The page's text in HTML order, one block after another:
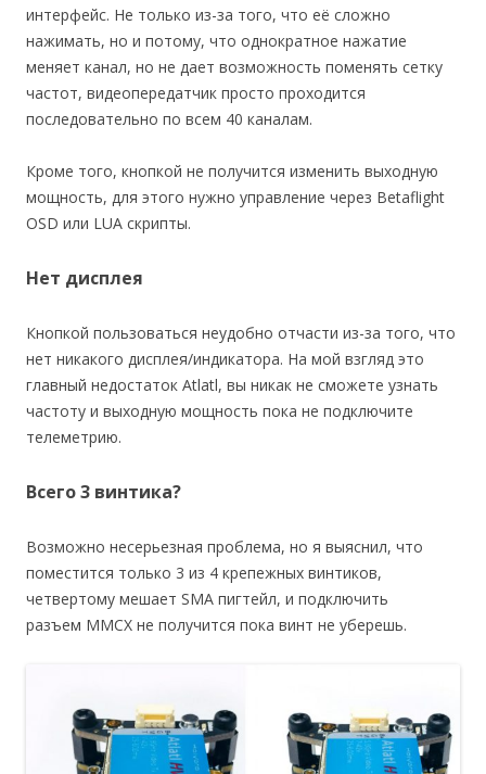
интерфейс. Не только из-за того, что её сложно
нажимать, но и потому, что однократное нажатие
меняет канал, но не дает возможность поменять сетку
частот, видеопередатчик просто проходится
последовательно по всем 40 каналам.
Кроме того, кнопкой не получится изменить выходную
мощность, для этого нужно управление через Betaflight
OSD или LUA скрипты.
Нет дисплея
Кнопкой пользоваться неудобно отчасти из-за того, что
нет никакого дисплея/индикатора. На мой взгляд это
главный недостаток Atlatl, вы никак не сможете узнать
частоту и выходную мощность пока не подключите
телеметрию.
Всего 3 винтика?
Возможно несерьезная проблема, но я выяснил, что
поместится только 3 из 4 крепежных винтиков,
четвертому мешает SMA пигтейл, и подключить
разъем MMCX не получится пока винт не уберешь.